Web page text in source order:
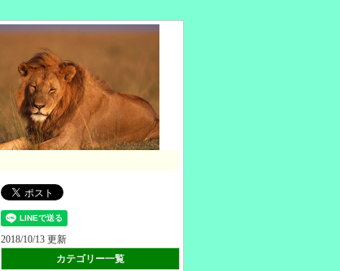
2018/10/13 更新
カテゴリー一覧